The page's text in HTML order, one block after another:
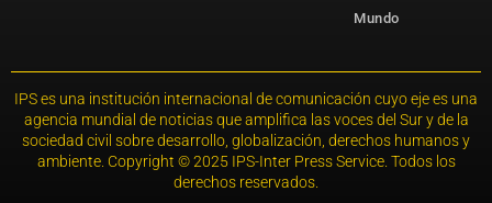
Mundo
IPS es una institución internacional de comunicación cuyo eje es una
agencia mundial de noticias que amplifica las voces del Sur y de la
sociedad civil sobre desarrollo, globalización, derechos humanos y
ambiente. Copyright © 2025 IPS-Inter Press Service. Todos los
derechos reservados.